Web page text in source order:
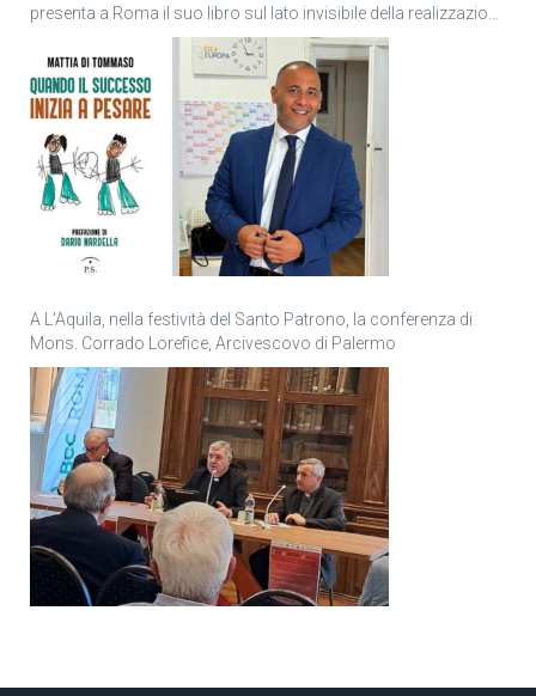
presenta a Roma il suo libro sul lato invisibile della realizzazione
A L’Aquila, nella festività del Santo Patrono, la conferenza di
Mons. Corrado Lorefice, Arcivescovo di Palermo